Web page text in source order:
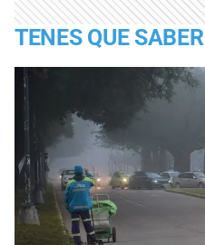
TENES QUE SABER